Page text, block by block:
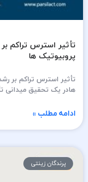
تأثیر استرس تراکم
پروبیوتیک ها
تأثیر استرس تراکم بر
هادر یک تحقیق میدانی
ادامه مطلب »
پرندگان زینتی